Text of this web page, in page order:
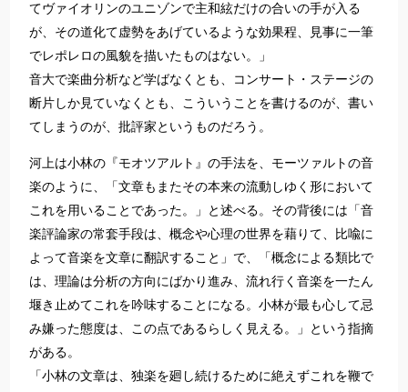
てヴァイオリンのユニゾンで主和絃だけの合いの手が入る
が、その道化て虚勢をあげているような効果程、見事に一筆
でレポレロの風貌を描いたものはない。」
音大で楽曲分析など学ばなくとも、コンサート・ステージの
断片しか見ていなくとも、こういうことを書けるのが、書い
てしまうのが、批評家というものだろう。
河上は小林の『モオツアルト』の手法を、モーツァルトの音
楽のように、「文章もまたその本来の流動しゆく形において
これを用いることであった。」と述べる。その背後には「音
楽評論家の常套手段は、概念や心理の世界を藉りて、比喩に
よって音楽を文章に翻訳すること」で、「概念による類比で
は、理論は分析の方向にばかり進み、流れ行く音楽を一たん
堰き止めてこれを吟味することになる。小林が最も心して忌
み嫌った態度は、この点であるらしく見える。」という指摘
がある。
「小林の文章は、独楽を廻し続けるために絶えずこれを鞭で